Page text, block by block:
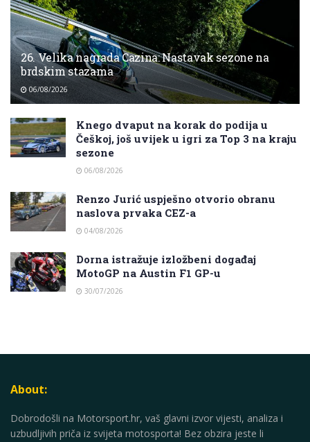
26. Velika nagrada Cazina: Nastavak sezone na
brdskim stazama
06/08/2026
Knego dvaput na korak do podija u
Češkoj, još uvijek u igri za Top 3 na kraju
sezone
06/08/2026
Renzo Jurić uspješno otvorio obranu
naslova prvaka CEZ-a
04/08/2026
Dorna istražuje izložbeni događaj
MotoGP na Austin F1 GP-u
30/07/2026
About:
Dobrodošli na Motorsport.hr, vaš glavni izvor vijesti, analiza i
uzbudljivih priča iz svijeta motosporta! Bez obzira jeste li